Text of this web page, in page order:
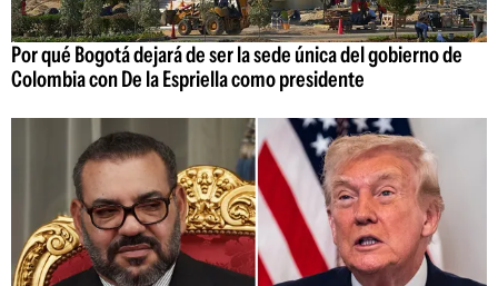
Por qué Bogotá dejará de ser la sede única del gobierno de
Colombia con De la Espriella como presidente